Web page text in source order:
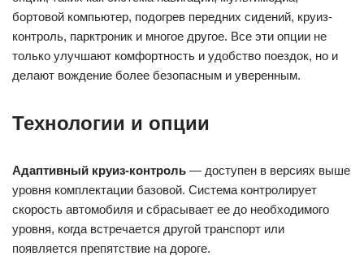
бортовой компьютер, подогрев передних сидений, круиз-
контроль, парктроник и многое другое. Все эти опции не
только улучшают комфортность и удобство поездок, но и
делают вождение более безопасным и уверенным.
Технологии и опции
Адаптивный круиз-контроль — доступен в версиях выше
уровня комплектации базовой. Система контролирует
скорость автомобиля и сбрасывает ее до необходимого
уровня, когда встречается другой транспорт или
появляется препятствие на дороге.